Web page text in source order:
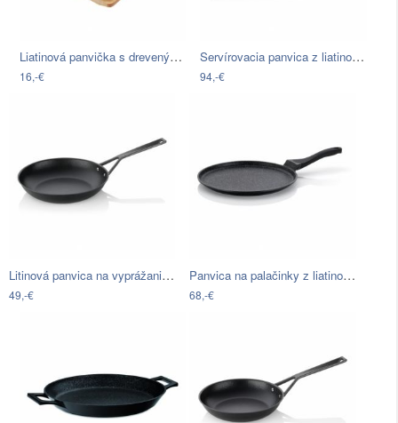
Liatinová panvička s dreveným podnosom…
16,-€
Servírovacia panvica z liatinového…
94,-€
Litinová panvica na vyprážanie Kela…
49,-€
Panvica na palačinky z liatinového…
68,-€